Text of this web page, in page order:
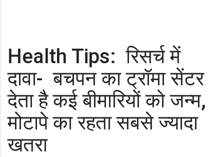
Health Tips: रिसर्च में
दावा- बचपन का ट्रॉमा सेंटर
देता है कई बीमारियों को जन्म,
मोटापे का रहता सबसे ज्यादा
खतरा